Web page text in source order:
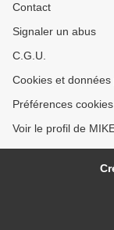
Contact
Signaler un abus
C.G.U.
Cookies et
Préférences cookies
Voir le profil de